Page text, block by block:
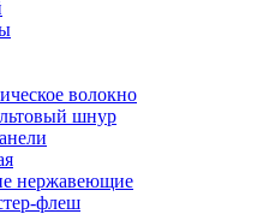
волокно
шнур
нержавеющие
флеш